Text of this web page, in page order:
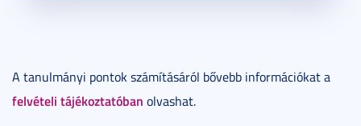
A tanulmányi pontok számításáról bővebb információkat a
felvételi tájékoztatóban olvashat.